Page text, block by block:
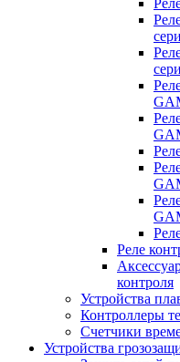
Реле
контроля
Устройства
Контроллеры
Счетчики
Устройства